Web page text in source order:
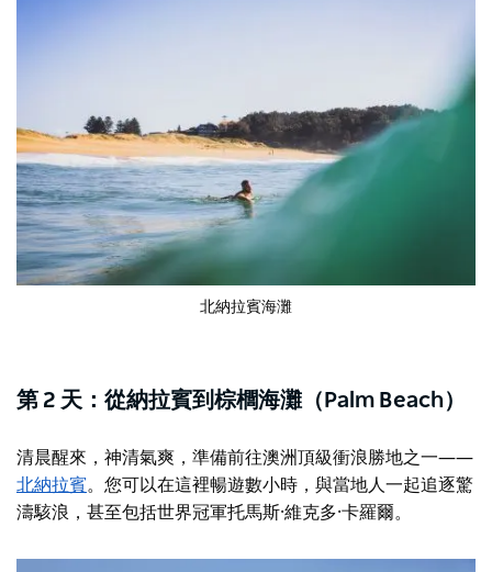
北納拉賓海灘
第 2 天：從納拉賓到棕櫚海灘（Palm Beach）
清晨醒來，神清氣爽，準備前往澳洲頂級衝浪勝地之一——
北納拉賓。您可以在這裡暢遊數小時，與當地人一起追逐驚
濤駭浪，甚至包括世界冠軍托馬斯·維克多·卡羅爾。